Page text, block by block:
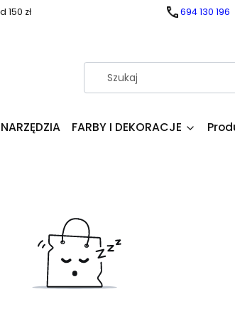
zł 694 130 196
FARBY I DEKORACJE